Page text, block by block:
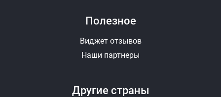
Другие страны
Полезное
Виджет отзывов
Наши партнеры